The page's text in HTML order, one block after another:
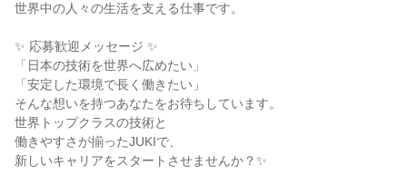
世界中の人々の生活を支える仕事です。
✨ 応募歓迎メッセージ ✨
「日本の技術を世界へ広めたい」
「安定した環境で長く働きたい」
そんな想いを持つあなたをお待ちしています。
世界トップクラスの技術と
働きやすさが揃ったJUKIで、
新しいキャリアをスタートさせませんか？✨